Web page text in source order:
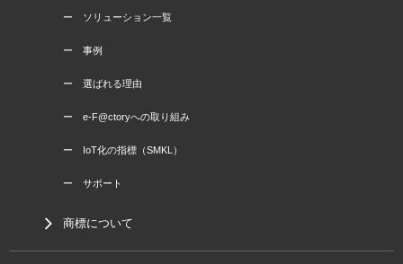
ー ソリューション一覧
ー 事例
ー 選ばれる理由
ー e-F@ctoryへの取り組み
ー IoT化の指標（SMKL）
ー サポート
商標について